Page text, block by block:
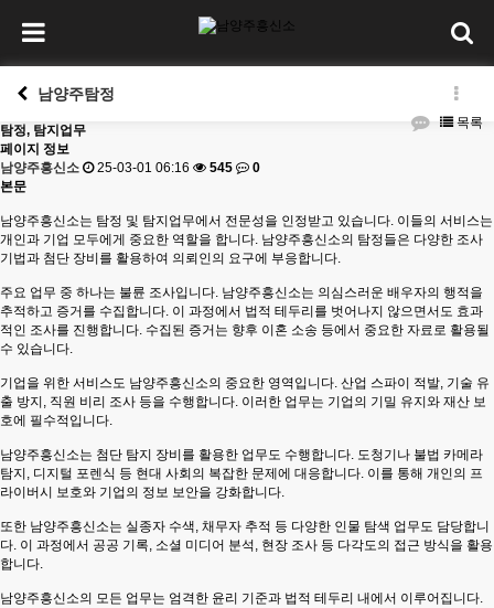
남양주탐정
목록
탐정, 탐지업무
페이지 정보
남양주흥신소
25-03-01 06:16 545
0
본문
남양주흥신소는 탐정 및 탐지업무에서 전문성을 인정받고 있습니다. 이들의 서비스는
개인과 기업 모두에게 중요한 역할을 합니다. 남양주흥신소의 탐정들은 다양한 조사
기법과 첨단 장비를 활용하여 의뢰인의 요구에 부응합니다.
주요 업무 중 하나는 불륜 조사입니다. 남양주흥신소는 의심스러운 배우자의 행적을
추적하고 증거를 수집합니다. 이 과정에서 법적 테두리를 벗어나지 않으면서도 효과
적인 조사를 진행합니다. 수집된 증거는 향후 이혼 소송 등에서 중요한 자료로 활용될
수 있습니다.
기업을 위한 서비스도 남양주흥신소의 중요한 영역입니다. 산업 스파이 적발, 기술 유
출 방지, 직원 비리 조사 등을 수행합니다. 이러한 업무는 기업의 기밀 유지와 재산 보
호에 필수적입니다.
남양주흥신소는 첨단 탐지 장비를 활용한 업무도 수행합니다. 도청기나 불법 카메라
탐지, 디지털 포렌식 등 현대 사회의 복잡한 문제에 대응합니다. 이를 통해 개인의 프
라이버시 보호와 기업의 정보 보안을 강화합니다.
또한 남양주흥신소는 실종자 수색, 채무자 추적 등 다양한 인물 탐색 업무도 담당합니
다. 이 과정에서 공공 기록, 소셜 미디어 분석, 현장 조사 등 다각도의 접근 방식을 활용
합니다.
남양주흥신소의 모든 업무는 엄격한 윤리 기준과 법적 테두리 내에서 이루어집니다.